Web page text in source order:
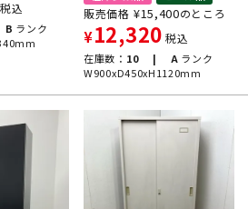
税込
ランク
販売価格 ¥15,400のところ
¥12,320 税込
在庫数： 10 | A ランク
W900xD450xH1120mm